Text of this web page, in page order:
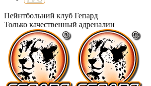
Пейнтбольний клуб Гепард
Только качественный адреналин